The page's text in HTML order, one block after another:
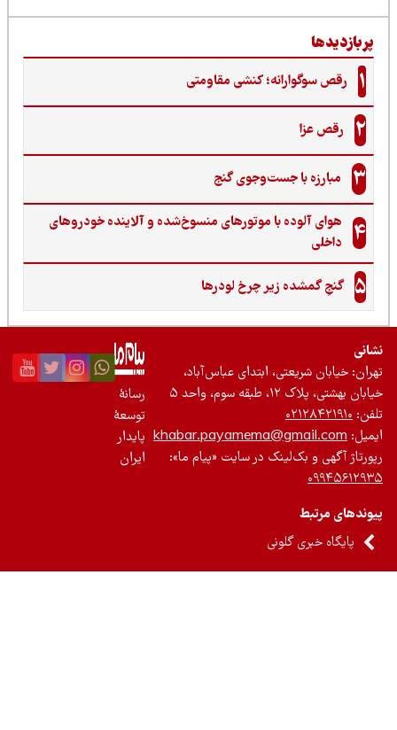
رقص سوگوارانه؛ کنشی مقاومتی
رقص عزا
مبارزه با جست‌وجوی گنج‌
هوای آلوده با موتورهای منسوخ‌شده و آلاینده خودروهای
داخلی
گنجِ گمشده زیر چرخ لودرها
خیابان شریعتی، ابتدای عباس‌آباد،
بهشتی، پلاک ۱۲، طبقه سوم، واحد ۵
۰۲۱۲۸۴۲۱۹۱۰
khabar.payamema@gmail.com
آگهی و بک‌لینک در سایت «پیام ما»:
مرتبط
پایگاه خبری گلونی
رسانۀ
توسعۀ
پایدار
ایران